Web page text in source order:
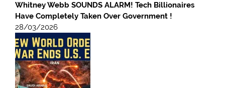
Whitney Webb SOUNDS ALARM! Tech Billionaires
Have Completely Taken Over Government !
28/03/2026